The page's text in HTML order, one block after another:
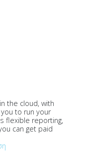
the cloud, with
to run your
flexible reporting,
can get paid